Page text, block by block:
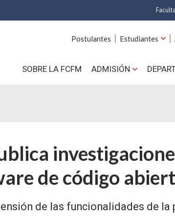
Postulantes Estudiantes
SOBRE LA FCFM ADMISIÓN
de código
de las funcionalidades de la